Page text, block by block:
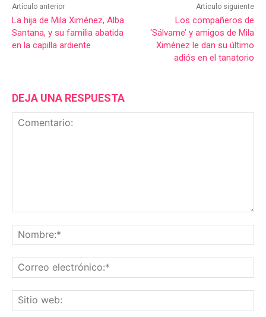
Artículo anterior
La hija de Mila Ximénez, Alba
Santana, y su familia abatida
en la capilla ardiente
Artículo siguiente
Los compañeros de
‘Sálvame’ y amigos de Mila
Ximénez le dan su último
adiós en el tanatorio
DEJA UNA RESPUESTA